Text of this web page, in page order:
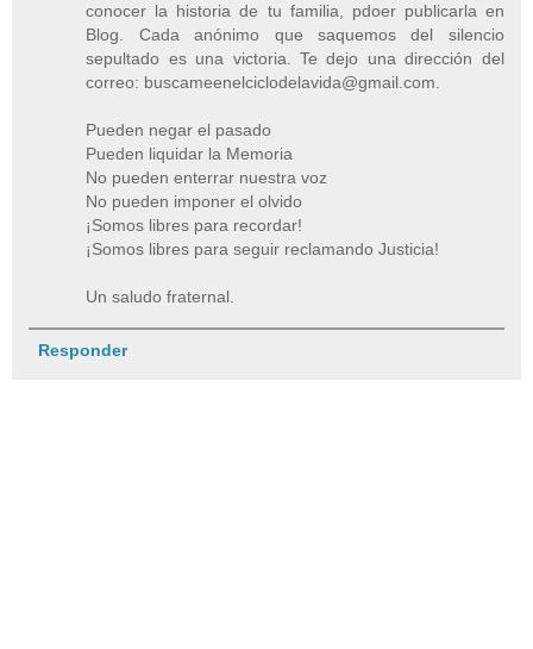
conocer la historia de tu familia, pdoer publicarla en
Blog. Cada anónimo que saquemos del silencio
sepultado es una victoria. Te dejo una dirección del
correo: buscameenelciclodelavida@gmail.com.
Pueden negar el pasado
Pueden liquidar la Memoria
No pueden enterrar nuestra voz
No pueden imponer el olvido
¡Somos libres para recordar!
¡Somos libres para seguir reclamando Justicia!
Un saludo fraternal.
Responder